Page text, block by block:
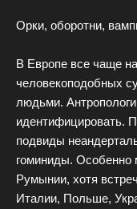
Орки, оборотни,
В Европе все чаще
человекоподобных
людьми.
идентифицировать.
подвиды
гоминиды. Особенно
Румынии, хотя
Италии, Польше,